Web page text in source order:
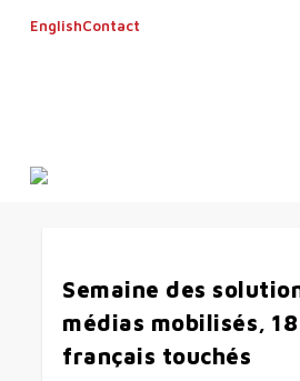
EnglishContact
Semaine des
médias mobilisés,
français touchés